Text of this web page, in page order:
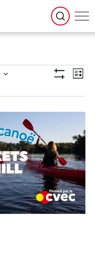
Navigation
par
consultations
Filtres
de
vues
Liste